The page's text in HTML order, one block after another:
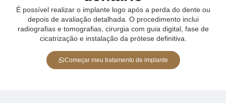
É possível realizar o implante logo após a perda do dente ou
depois de avaliação detalhada. O procedimento inclui
radiografias e tomografias, cirurgia com guia digital, fase de
cicatrização e instalação da prótese definitiva.
Começar meu tratamento de implante